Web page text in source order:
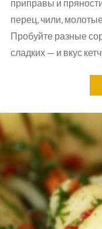
приправы и
перец, чили,
Пробуйте разные
сладких — и вкус